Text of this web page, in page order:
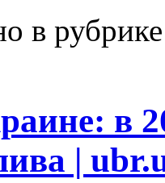
в
в
|